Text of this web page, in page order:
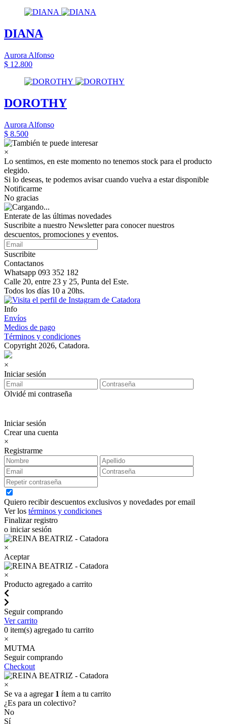
DIANA
Aurora Alfonso
$ 12.800
DOROTHY
Aurora Alfonso
$ 8.500
×
Lo sentimos, en este momento no tenemos stock para el producto
elegido.
Si lo deseas, te podemos avisar cuando vuelva a estar disponible
Notificarme
No gracias
Enterate de las últimas novedades
Suscribite a nuestro Newsletter para conocer nuestros
descuentos, promociones y eventos.
Suscribite
Contactanos
Whatsapp 093 352 182
Calle 20, entre 23 y 25, Punta del Este.
Todos los días 10 a 20hs.
Info
Envíos
Medios de pago
Términos y condiciones
Copyright 2026, Catadora.
×
Iniciar sesión
Olvidé mi contraseña
Iniciar sesión
Crear una cuenta
×
Registrarme
Quiero recibir descuentos exclusivos y novedades por email
Ver los términos y condiciones
Finalizar registro
o iniciar sesión
×
Aceptar
×
Producto agregado a carrito
Seguir comprando
Ver carrito
0 item(s) agregado tu carrito
×
MUTMA
Seguir comprando
Checkout
×
Se va a agregar 1 ítem a tu carrito
¿Es para un colectivo?
No
Sí